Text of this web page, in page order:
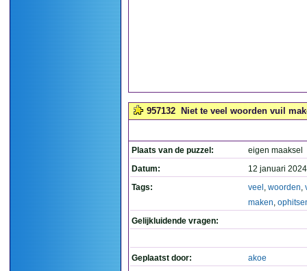
957132 Niet te veel woorden vuil
Plaats van de puzzel:
eigen maaksel
Datum:
12 januari
Tags:
veel , woorden,
maken,
Gelijkluidende vragen:
Geplaatst door: akoe